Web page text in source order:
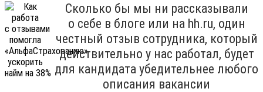
Сколько бы мы ни рассказывали
о себе в блоге или на hh.ru, один
честный отзыв сотрудника, который
действительно у нас работал, будет
для кандидата убедительнее любого
описания вакансии